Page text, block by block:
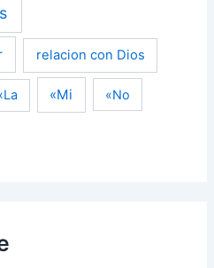
relacion con Dios
«Mi «No